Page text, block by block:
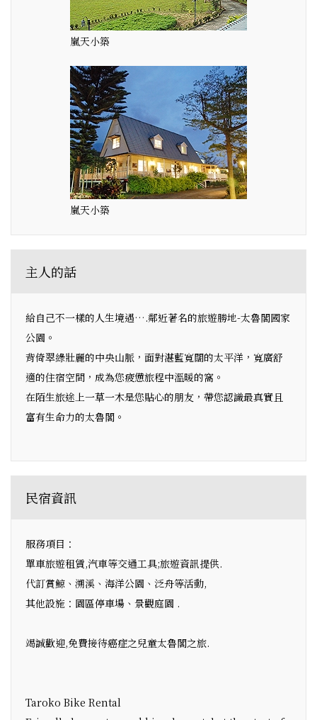
嵐天小築
嵐天小築
主人的話
給自己不一樣的人生境遇….鄰近著名的旅遊勝地-太魯閣國家
公園。
背倚翠綠壯麗的中央山脈，面對湛藍寬闊的太平洋，寬廣舒
適的住宿空間，成為您疲憊旅程中溫暖的窩。
在陌生旅途上一草一木是您貼心的朋友，帶您認識最真實且
富有生命力的太魯閣。
民宿資訊
服務項目：
單車旅遊租賃,汽車等交通工具;旅遊資訊提供.
代訂賞鯨、溯溪、海洋公園、泛舟等活動,
其他設施：園區停車場、景觀庭園 .
竭誠歡迎,免費接待癌症之兒童太魯閣之旅.
Taroko Bike Rental